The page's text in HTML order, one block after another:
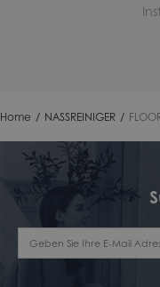
Home / NASSREINIGER /